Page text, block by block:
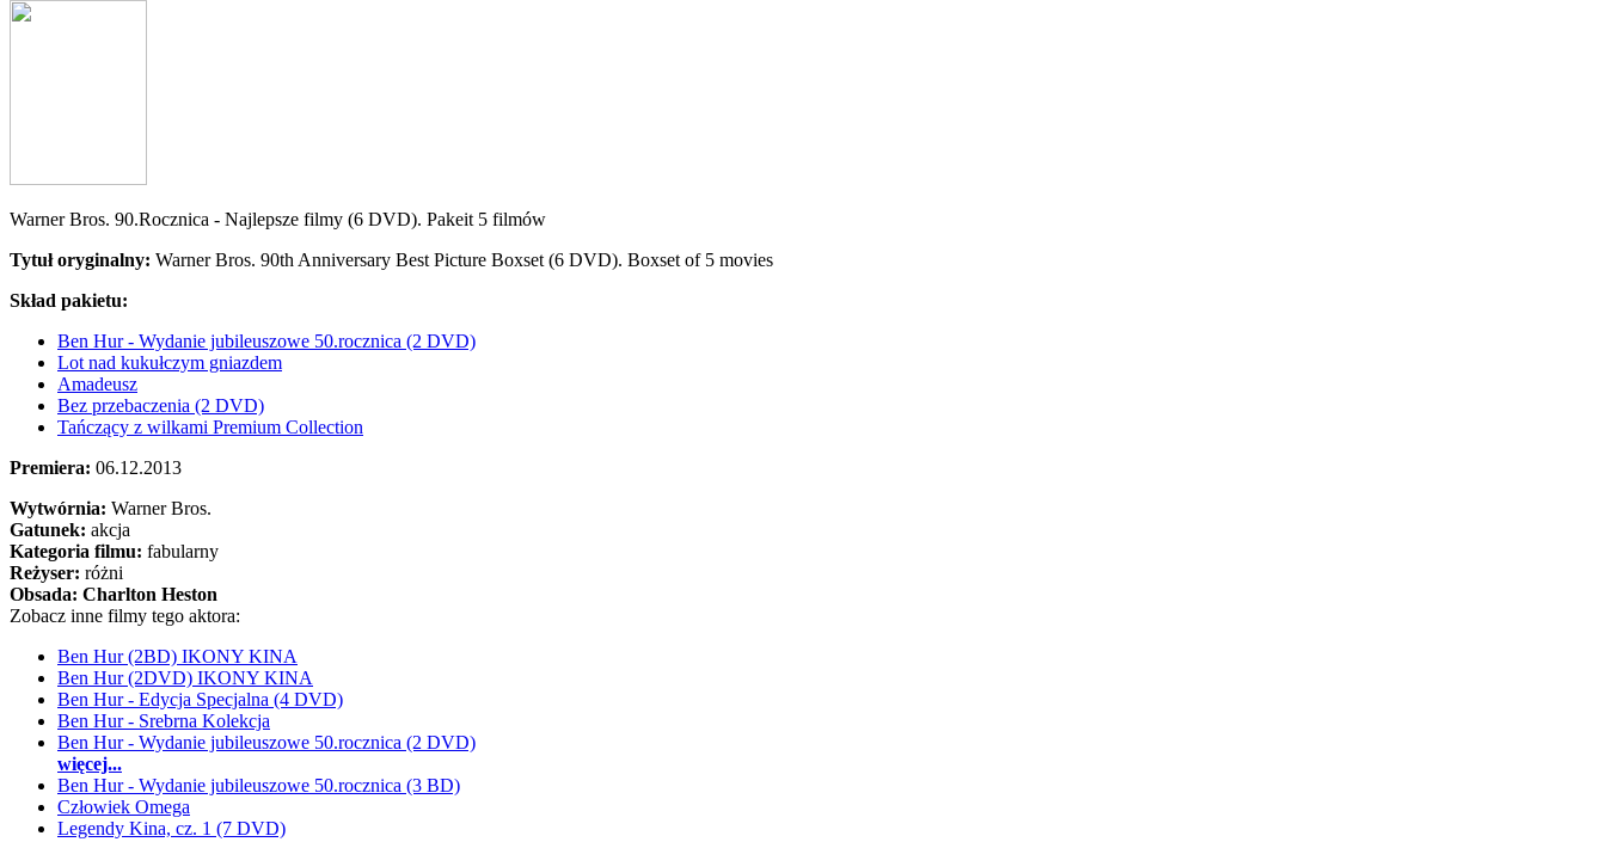
Warner Bros. 90.Rocznica - Najlepsze filmy (6 DVD). Pakeit 5 filmów
Tytuł oryginalny: Warner Bros. 90th Anniversary Best Picture Boxset (6 DVD). Boxset of 5 movies
Skład pakietu:
Ben Hur - Wydanie jubileuszowe 50.rocznica (2 DVD)
Lot nad kukułczym gniazdem
Amadeusz
Bez przebaczenia (2 DVD)
Tańczący z wilkami Premium Collection
Premiera: 06.12.2013
Wytwórnia: Warner Bros.
Gatunek: akcja
Kategoria filmu: fabularny
Reżyser: różni
Obsada: Charlton Heston
Zobacz inne filmy tego aktora:
Ben Hur (2BD) IKONY KINA
Ben Hur (2DVD) IKONY KINA
Ben Hur - Edycja Specjalna (4 DVD)
Ben Hur - Srebrna Kolekcja
Ben Hur - Wydanie jubileuszowe 50.rocznica (2 DVD)
więcej...
Ben Hur - Wydanie jubileuszowe 50.rocznica (3 BD)
Człowiek Omega
Legendy Kina, cz. 1 (7 DVD)